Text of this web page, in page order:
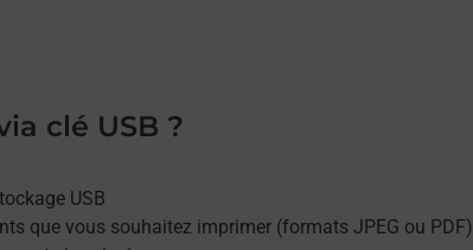
clé USB ?
USB
que vous souhaitez imprimer (formats JPEG ou PDF)